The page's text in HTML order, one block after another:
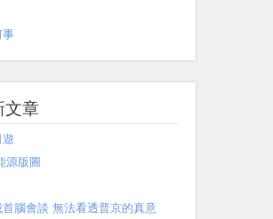
事
文章
源版圖
腦會談 無法看透普京的真意